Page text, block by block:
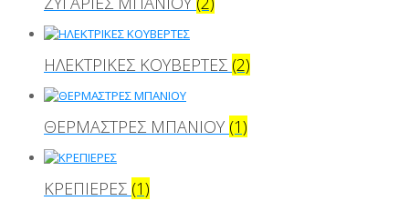
ΗΛΕΚΤΡΙΚΕΣ ΚΟΥΒΕΡΤΕΣ (2)
ΘΕΡΜΑΣΤΡΕΣ ΜΠΑΝΙΟΥ (1)
ΚΡΕΠΙΕΡΕΣ (1)